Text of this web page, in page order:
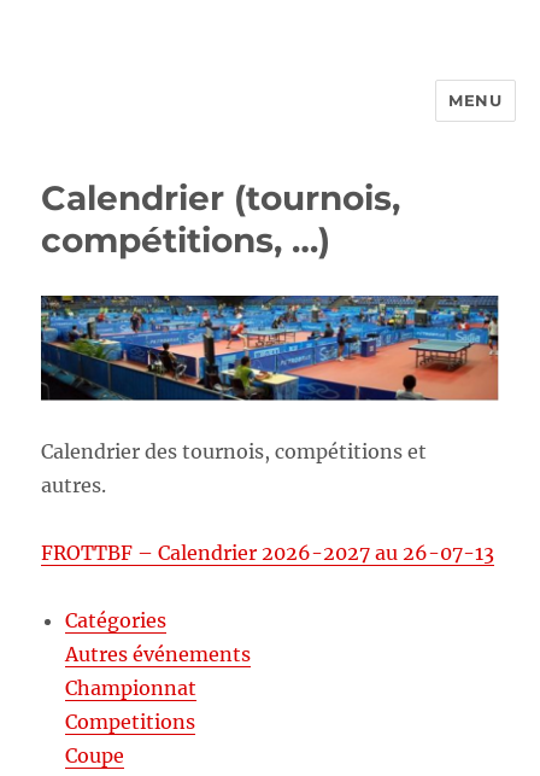
MENU
Calendrier (tournois,
compétitions, …)
Calendrier des tournois, compétitions et
autres.
FROTTBF – Calendrier 2026-2027 au 26-07-13
Catégories
Autres événements
Championnat
Competitions
Coupe